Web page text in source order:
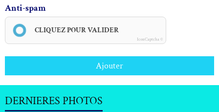
Anti-spam
CLIQUEZ POUR VALIDER
IconCaptcha ©
Ajouter
DERNIERES PHOTOS